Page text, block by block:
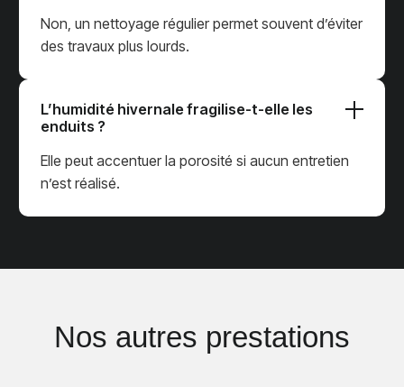
Non, un nettoyage régulier permet souvent d’éviter
des travaux plus lourds.
L’humidité hivernale fragilise-t-elle les
enduits ?
Elle peut accentuer la porosité si aucun entretien
n’est réalisé.
Nos autres prestations